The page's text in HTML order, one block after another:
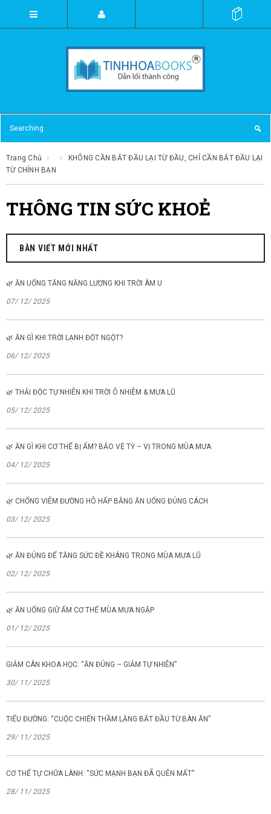
Trang Chủ
KHÔNG CẦN BẮT ĐẦU LẠI TỪ ĐẦU, CHỈ CẦN BẮT ĐẦU LẠI
TỪ CHÍNH BẠN
THÔNG TIN SỨC KHOẺ
BÀN VIẾT MỚI NHẤT
🌿 ĂN UỐNG TĂNG NĂNG LƯỢNG KHI TRỜI ÂM U
07/ 12/ 2025
🌿 ĂN GÌ KHI TRỜI LẠNH ĐỘT NGỘT?
06/ 12/ 2025
🌿 THẢI ĐỘC TỰ NHIÊN KHI TRỜI Ô NHIỄM & MƯA LŨ
05/ 12/ 2025
🌿 ĂN GÌ KHI CƠ THỂ BỊ ẨM? BẢO VỆ TỲ – VỊ TRONG MÙA MƯA
04/ 12/ 2025
🌿 CHỐNG VIÊM ĐƯỜNG HÔ HẤP BẰNG ĂN UỐNG ĐÚNG CÁCH
03/ 12/ 2025
🌿 ĂN ĐÚNG ĐỂ TĂNG SỨC ĐỀ KHÁNG TRONG MÙA MƯA LŨ
02/ 12/ 2025
🌿 ĂN UỐNG GIỮ ẤM CƠ THỂ MÙA MƯA NGẬP
01/ 12/ 2025
GIẢM CÂN KHOA HỌC: “ĂN ĐÚNG – GIẢM TỰ NHIÊN”
30/ 11/ 2025
TIỂU ĐƯỜNG: “CUỘC CHIẾN THẦM LẶNG BẮT ĐẦU TỪ BÀN ĂN”
29/ 11/ 2025
CƠ THỂ TỰ CHỮA LÀNH: “SỨC MẠNH BẠN ĐÃ QUÊN MẤT”
28/ 11/ 2025